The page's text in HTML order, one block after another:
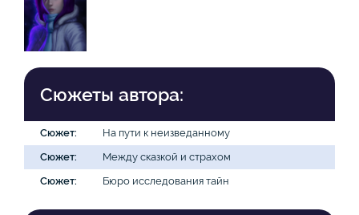
Сюжеты автора:
Сюжет:
На пути к неизведанному
Сюжет:
Между сказкой и страхом
Сюжет:
Бюро исследования тайн